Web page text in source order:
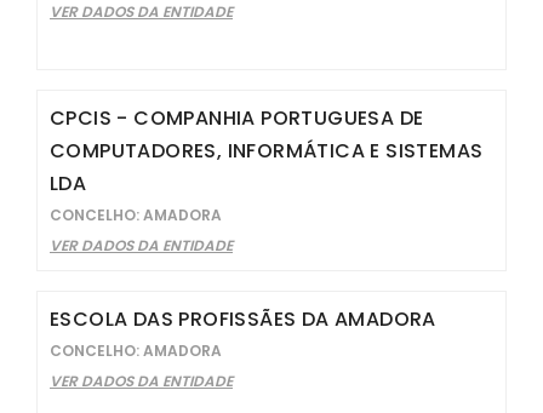
VER DADOS DA ENTIDADE
CPCIS - COMPANHIA PORTUGUESA DE
COMPUTADORES, INFORMÁTICA E SISTEMAS
LDA
CONCELHO: AMADORA
VER DADOS DA ENTIDADE
ESCOLA DAS PROFISSÃES DA AMADORA
CONCELHO: AMADORA
VER DADOS DA ENTIDADE